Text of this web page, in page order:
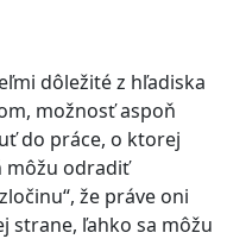
dôležité z hľadiska
možnosť aspoň
do práce, o ktorej
môžu odradiť
že práve oni
strane, ľahko sa môžu